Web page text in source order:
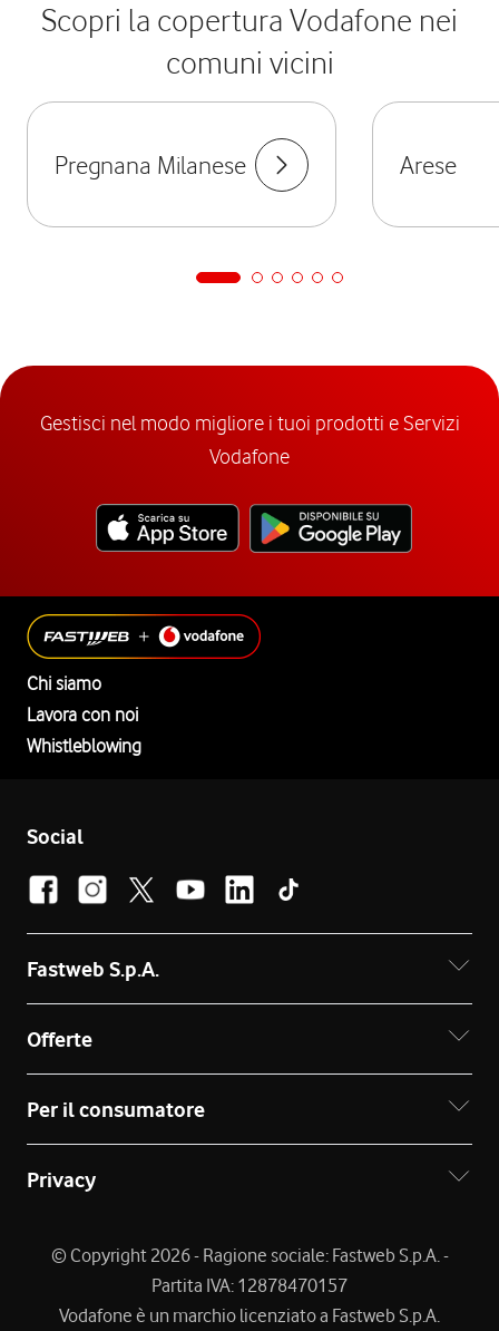
Scopri la copertura Vodafone nei
comuni vicini
Pregnana Milanese Arese
Gestisci nel modo migliore i tuoi prodotti e Servizi
Vodafone
Chi siamo
Lavora con noi
Whistleblowing
Social
Fastweb S.p.A.
Offerte
Per il consumatore
Privacy
© Copyright 2026 - Ragione sociale: Fastweb S.p.A. -
Partita IVA: 12878470157
Vodafone è un marchio licenziato a Fastweb S.p.A.